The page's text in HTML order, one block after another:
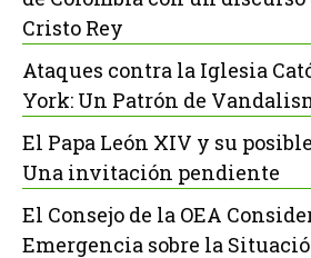
Cristo Rey
Ataques contra la Iglesia
York: Un Patrón de
El Papa León XIV y su
Una invitación pendiente
El Consejo de la OEA
Emergencia sobre la